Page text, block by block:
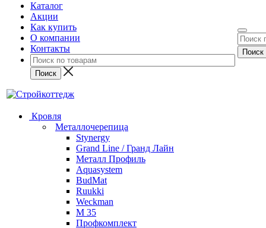
Каталог
Акции
Как купить
О компании
Контакты
Кровля
Металлочерепица
Stynergy
Grand Line / Гранд Лайн
Металл Профиль
Aquasystem
BudMat
Ruukki
Weckman
М 35
Профкомплект